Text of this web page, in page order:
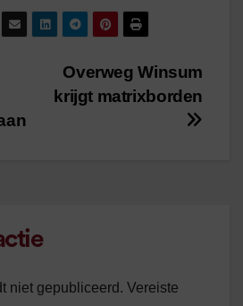
mishandelde was in
de war
Overweg Winsum
krijgt matrixborden
niet gepubliceerd. Vereiste